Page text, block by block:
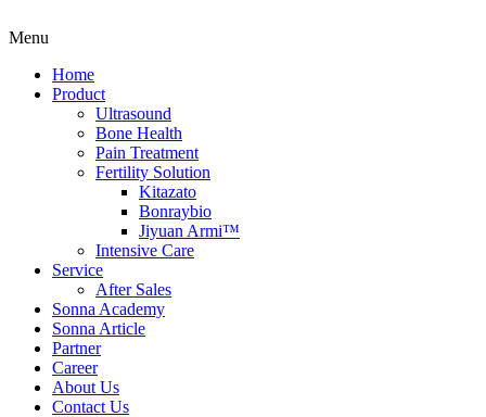
Menu
Home
Product
Ultrasound
Bone Health
Pain Treatment
Fertility Solution
Kitazato
Bonraybio
Jiyuan Armi™️
Intensive Care
Service
After Sales
Sonna Academy
Sonna Article
Partner
Career
About Us
Contact Us